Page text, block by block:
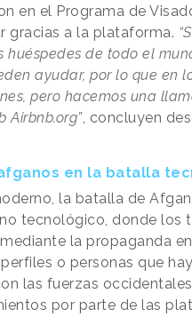
en el Programa de
gracias a la plataforma.
huéspedes de todo el
ayudar, por lo que en
pero hacemos una
Airbnb.org”, concluyen
en la batalla
la batalla de
tecnológico, donde los
la propaganda
o personas que
las fuerzas
por parte de las